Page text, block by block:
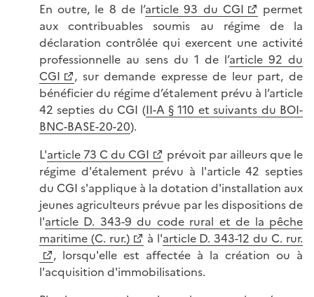
En outre, le 8 de l’article 93 du CGI
permet
aux contribuables soumis au régime de la
déclaration contrôlée qui exercent une activité
professionnelle au sens du 1 de l’article 92 du
CGI
, sur demande expresse de leur part, de
bénéficier du régime d’étalement prévu à l’article
42 septies du CGI (II-A § 110 et suivants du BOI-
BNC-BASE-20-20).
L'article 73 C du CGI
prévoit par ailleurs que le
régime d'étalement prévu à l'article 42 septies
du CGI s'applique à la dotation d'installation aux
jeunes agriculteurs prévue par les dispositions de
l'article D. 343-9 du code rural et de la pêche
maritime (C. rur.)
à l'article D. 343-12 du C. rur.
, lorsqu'elle est affectée à la création ou à
l'acquisition d'immobilisations.